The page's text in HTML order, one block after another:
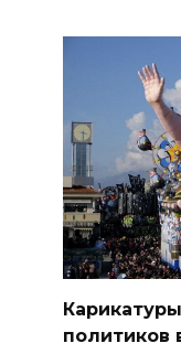
политиков